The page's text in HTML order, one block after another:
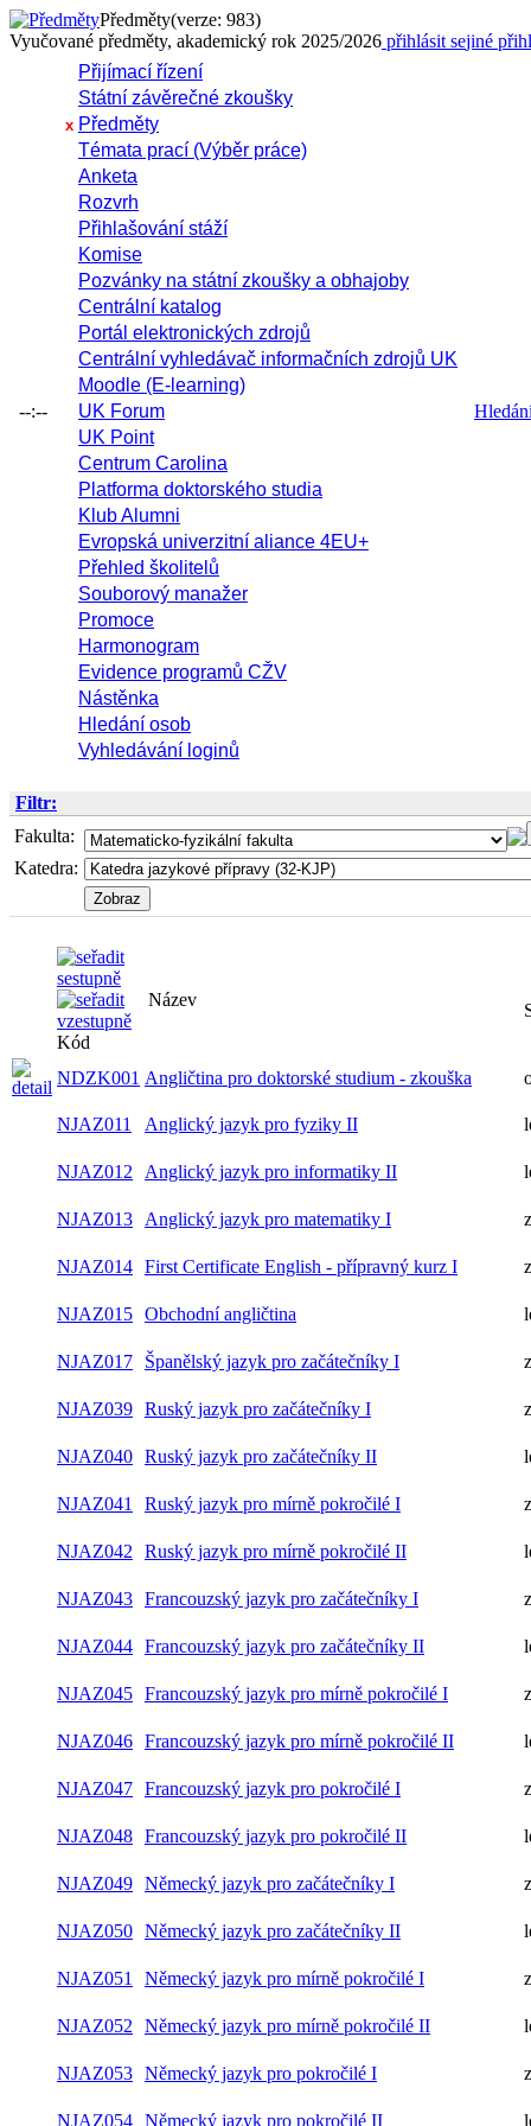
Předměty(verze: 983)
Vyučované předměty, akademický rok 2025/2026 přihlásit sejiné
--:--
Přijímací řízení
Státní závěrečné zkoušky
x Předměty
Témata prací (Výběr práce)
Anketa
Rozvrh
Přihlašování stáží
Komise
Pozvánky na státní zkoušky a obhajoby
Centrální katalog
Portál elektronických zdrojů
Centrální vyhledávač informačních zdrojů UK
Moodle (E-learning)
UK Forum
UK Point
Centrum Carolina
Platforma doktorského studia
Klub Alumni
Evropská univerzitní aliance 4EU+
Přehled školitelů
Souborový manažer
Promoce
Harmonogram
Evidence programů CŽV
Nástěnka
Hledání osob
Vyhledávání loginů
Filtr:
Fakulta:
Katedra:
Kód
Název
NDZK001 Angličtina pro doktorské studium - zkouška
NJAZ011 Anglický jazyk pro fyziky II
NJAZ012 Anglický jazyk pro informatiky II
NJAZ013 Anglický jazyk pro matematiky I
NJAZ014 First Certificate English - přípravný kurz I
NJAZ015 Obchodní angličtina
NJAZ017 Španělský jazyk pro začátečníky I
NJAZ039 Ruský jazyk pro začátečníky I
NJAZ040 Ruský jazyk pro začátečníky II
NJAZ041 Ruský jazyk pro mírně pokročilé I
NJAZ042 Ruský jazyk pro mírně pokročilé II
NJAZ043 Francouzský jazyk pro začátečníky I
NJAZ044 Francouzský jazyk pro začátečníky II
NJAZ045 Francouzský jazyk pro mírně pokročilé I
NJAZ046 Francouzský jazyk pro mírně pokročilé II
NJAZ047 Francouzský jazyk pro pokročilé I
NJAZ048 Francouzský jazyk pro pokročilé II
NJAZ049 Německý jazyk pro začátečníky I
NJAZ050 Německý jazyk pro začátečníky II
NJAZ051 Německý jazyk pro mírně pokročilé I
NJAZ052 Německý jazyk pro mírně pokročilé II
NJAZ053 Německý jazyk pro pokročilé I
NJAZ054 Německý jazyk pro pokročilé II